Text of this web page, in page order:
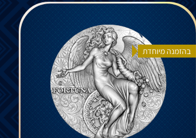
בהזמנה מיוחדת